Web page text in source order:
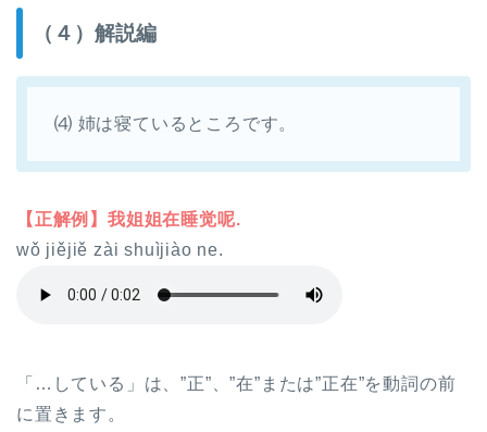
（４）解説編
⑷ 姉は寝ているところです。
【正解例】我姐姐在睡觉呢.
wǒ jiějiě zài shuìjiào ne.
「…している」は、”正”、”在”または”正在”を動詞の前
に置きます。